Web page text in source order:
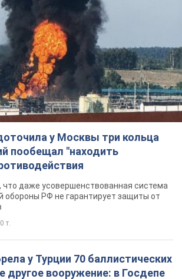
у Москвы три кольца
пообещал "находить
что даже усовершенствованная система
обороны РФ не гарантирует защиты от
т.
у Турции 70 баллистических
другое вооружение: в Госдепе